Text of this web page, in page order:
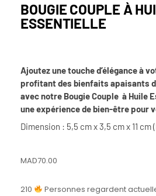
BOUGIE COUPLE À
ESSENTIELLE
Ajoutez une touche d’élégance à
profitant des bienfaits apaisants
avec notre Bougie Couple à Huile
une expérience de bien-être pour
Dimension : 5,5 cm x 3,5 cm x 11 cm
MAD70.00
210 Personnes regardent